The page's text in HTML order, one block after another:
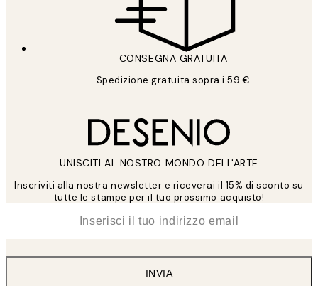
CONSEGNA GRATUITA
Spedizione gratuita sopra i 59 €
UNISCITI AL NOSTRO MONDO DELL'ARTE
Inscriviti alla nostra newsletter e riceverai il 15% di sconto su
tutte le stampe per il tuo prossimo acquisto!
INVIA